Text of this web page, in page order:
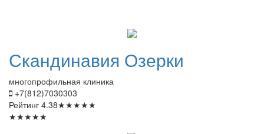
Скандинавия Озерки
многопрофильная клиника
+7(812)7030303
Рейтинг 4.38★★★★★
★★★★★